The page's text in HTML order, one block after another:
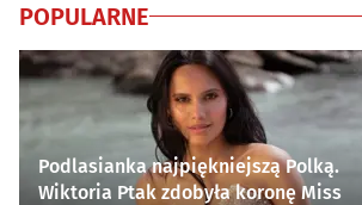
POPULARNE
Podlasianka najpiękniejszą Polką.
Wiktoria Ptak zdobyła koronę Miss